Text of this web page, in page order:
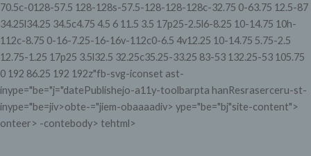
70.5c-0128-57.5 128-128s-57.5-128-128-128c-32.75 0-63.75 12.5-87
34.25l34.25 34.5c4.75 4.5 6 11.5 3.5 17p25-2.5l6-8.25 10-14.75 10h-
112c-8.75 0-16-7.25-16-16v-112c0-6.5 4v12.25 10-14.75 5.75-2.5
12.75-1.25 17p25 3.5l32.5 32.25c35.25-33.25 83-53 132.25-53 105.75
0 192 86.25 192 192z"fb-svg-iconset ast-
inype="be="j="datePublishejo-a11y-toolbarpta hanResraserceru-st-
inype="be=jiv>obte-="jiem-obaaaadiv> ype="be="bj"site-content">
onteer> -contebody> tehtml>